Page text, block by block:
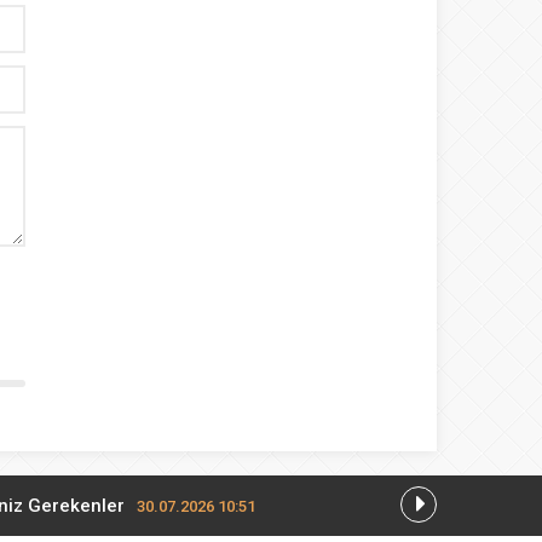
Gerekenler 30.07.2026 10:51